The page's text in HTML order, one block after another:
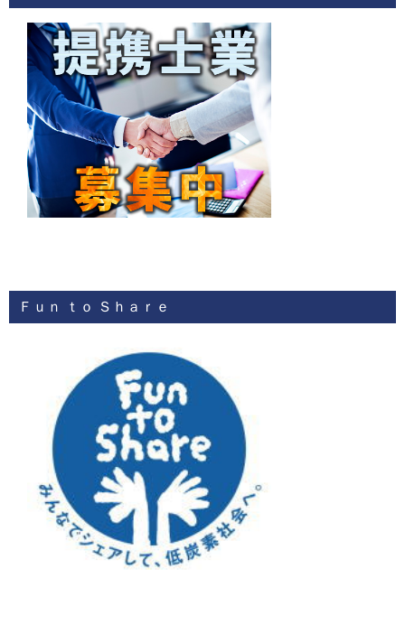
Ｆｕｎ ｔｏ Ｓｈａｒｅ